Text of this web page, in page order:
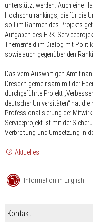
unterstützt werden. Auch eine
Hochschulrankings, die für die
soll im Rahmen des Projekts
Aufgaben des HRK-
Themenfeld im Dialog mit
sowie auch gegenüber den
Das vom Auswärtigen Amt
Dresden gemeinsam mit der
durchgeführte Projekt
deutscher Universitäten“ hat die
Professionalisierung der
Serviceprojekt ist mit der
Verbreitung und Umsetzung in
Aktuelles
Information in English
Kontakt